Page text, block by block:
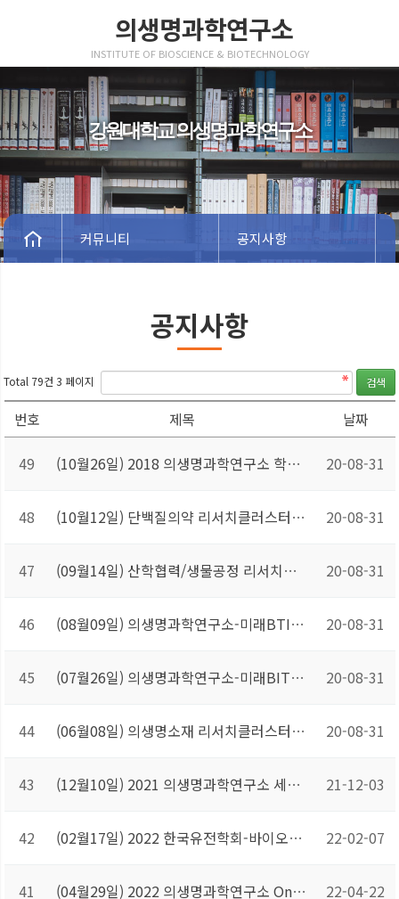
의생명과학연구소
INSTITUTE OF BIOSCIENCE & BIOTECHNOLOGY
강원대학교 의생명과학연구소
커뮤니티 공지사항
공지사항
Total 79건 3 페이지
번호 제목 날짜
49 (10월26일) 2018 의생명과학연구소 학술대회 20-08-31
48 (10월12일) 단백질의약 리서치클러스터 세미나 20-08-31
47 (09월14일) 산학협력/생물공정 리서치클러스터 세미나 20-08-31
46 (08월09일) 의생명과학연구소-미래BTI융합교육사업단 공동주최 세미나 20-08-31
45 (07월26일) 의생명과학연구소-미래BIT융합교육사업단 공동주최 세미나 20-08-31
44 (06월08일) 의생명소재 리서치클러스터 세미나 20-08-31
43 (12월10일) 2021 의생명과학연구소 세미나 21-12-03
42 (02월17일) 2022 한국유전학회-바이오의료공학 핵심연구지원센터 미니 심포지엄 22-02-07
41 (04월29일) 2022 의생명과학연구소 Online 세미나 22-04-22